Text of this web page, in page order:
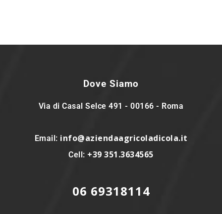
Dove Siamo
Via di Casal Selce 491 - 00166 - Roma
Email: info@aziendaagricoladicola.it
Cell: +39 351.3634565
06 69318114